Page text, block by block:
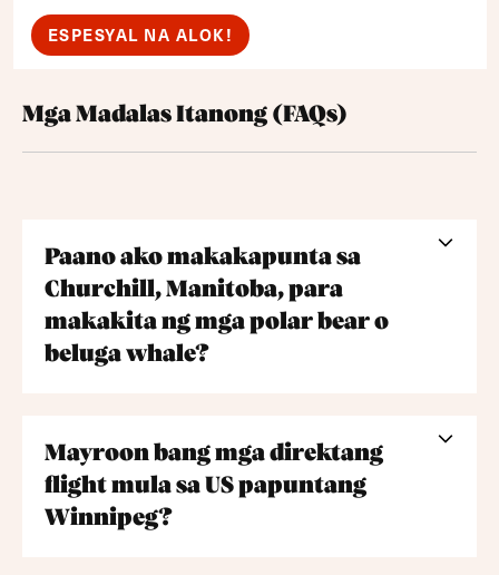
ESPESYAL NA ALOK!
Mga Madalas Itanong (FAQs)
Paano ako makakapunta sa
Churchill, Manitoba, para
makakita ng mga polar bear o
beluga whale?
Mayroon bang mga direktang
flight mula sa US papuntang
Winnipeg?